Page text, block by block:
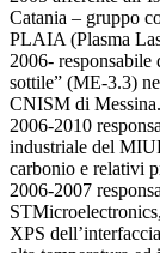
Catania – gruppo
PLAIA (Plasma
2006-
sottile” (ME-3.3)
CNISM di Messina.
2006-2010
industriale del
carbonio e relativi
2006-2007
XPS